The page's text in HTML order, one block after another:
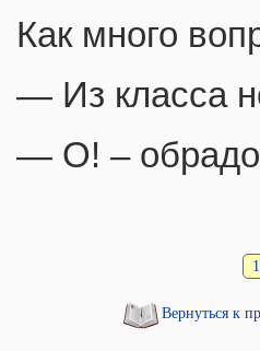
Как много
— Из класса
— О! –
1
Вернуться к